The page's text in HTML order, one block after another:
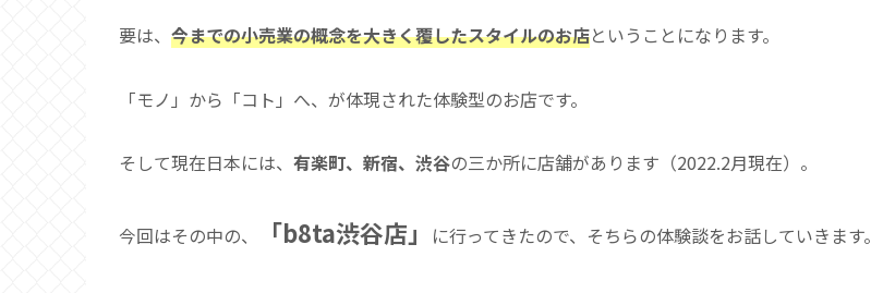
要は、 今までの小売業の概念を大きく覆したスタイルのお店ということになります。
「モノ」から「コト」へ、が体現された体験型のお店です。
そして現在日本には、 有楽町、新宿、渋谷の三か所に店舗があります（2022.2月現在）。
今回はその中の、 「b8ta渋谷店」 に行ってきたので、そちらの体験談をお話していきます。